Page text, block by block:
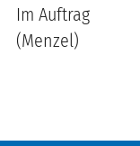
Im Auftrag
(Menzel)